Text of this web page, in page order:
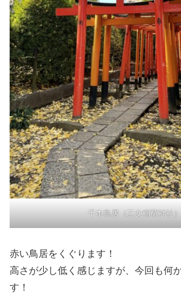
千本鳥居（乙女稲荷神社）
赤い鳥居をくぐります！
高さが少し低く感じますが、今回も何
す！